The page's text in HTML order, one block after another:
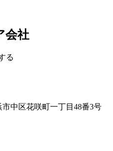
会社
る
市中区花咲町一丁目48番3号